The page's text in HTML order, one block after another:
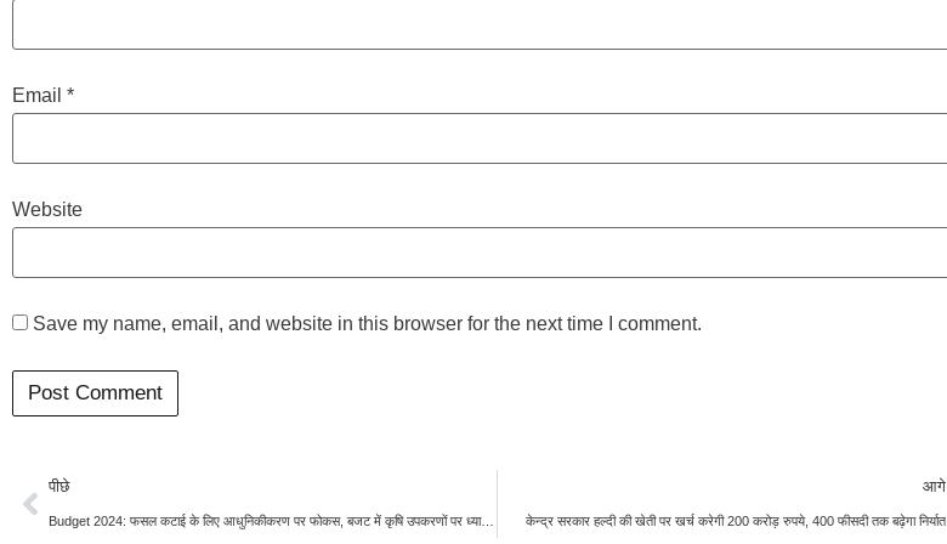
Email *
Website
Save my name, email, and website in this browser for the next time I comment.
पीछे
Budget 2024: फसल कटाई के लिए आधुनिकीकरण पर फोकस, बजट में कृषि उपकरणों पर ध्यान केंद्रित करेंगे वित्त मंत्री
आगे
केन्द्र सरकार हल्दी की खेती पर खर्च करेगी 200 करोड़ रुपये, 400 फीसदी तक बढ़ेगा निर्यात